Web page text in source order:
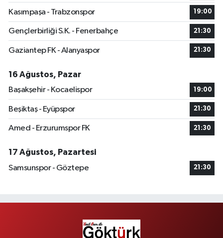
Kasımpaşa - Trabzonspor 19:00
Gençlerbirliği S.K. - Fenerbahçe 21:30
Gaziantep FK - Alanyaspor 21:30
16 Ağustos, Pazar
Başakşehir - Kocaelispor
19:00
Beşiktaş - Eyüpspor 21:30
Amed - Erzurumspor FK 21:30
17 Ağustos, Pazartesi
Samsunspor - Göztepe
21:30